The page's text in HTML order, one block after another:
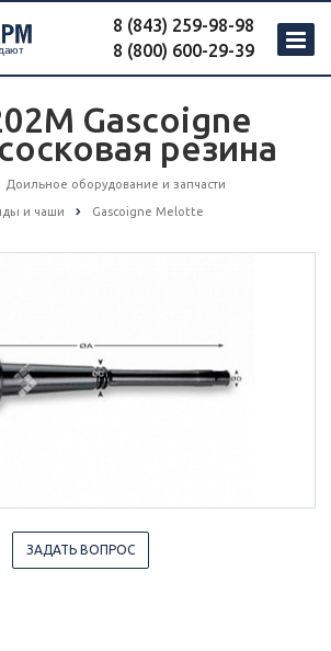
8 (843) 259-98-98
8 (800) 600-29-39
Gascoigne
резина
Доильное оборудование и запчасти
и чаши Gascoigne Melotte
ЗАДАТЬ ВОПРОС